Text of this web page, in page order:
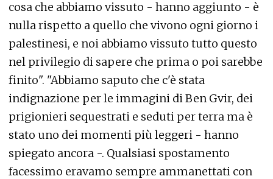
cosa che abbiamo vissuto - hanno aggiunto - è
nulla rispetto a quello che vivono ogni giorno i
palestinesi, e noi abbiamo vissuto tutto questo
nel privilegio di sapere che prima o poi sarebbe
finito". "Abbiamo saputo che c'è stata
indignazione per le immagini di Ben Gvir, dei
prigionieri sequestrati e seduti per terra ma è
stato uno dei momenti più leggeri - hanno
spiegato ancora -. Qualsiasi spostamento
facessimo eravamo sempre ammanettati con